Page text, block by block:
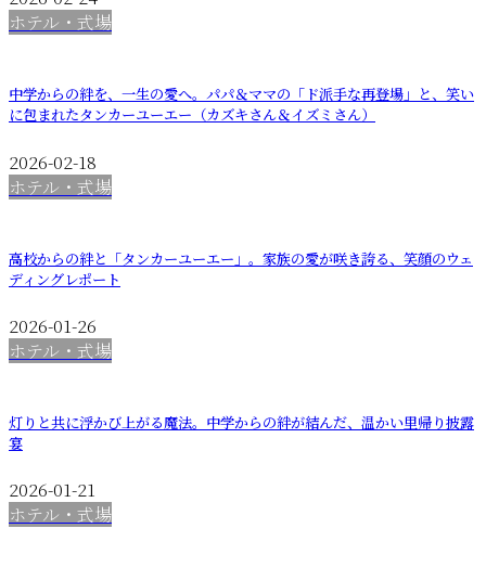
ホテル・式場
中学からの絆を、一生の愛へ。パパ＆ママの「ド派手な再登場」と、笑い
に包まれたタンカーユーエー（カズキさん＆イズミさん）
2026-02-18
ホテル・式場
高校からの絆と「タンカーユーエー」。家族の愛が咲き誇る、笑顔のウェ
ディングレポート
2026-01-26
ホテル・式場
灯りと共に浮かび上がる魔法。中学からの絆が結んだ、温かい里帰り披露
宴
2026-01-21
ホテル・式場